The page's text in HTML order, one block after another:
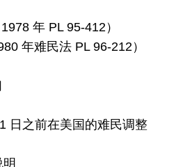
年 PL 95-412）
年难民法 PL 96-212）
日之前在美国的难民调整